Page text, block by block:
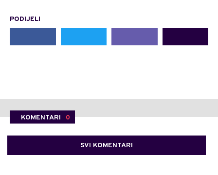
PODIJELI
KOMENTARI 0
SVI KOMENTARI